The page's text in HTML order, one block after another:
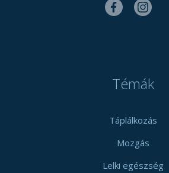
Témák
Táplálkozás
Mozgás
Lelki egészség